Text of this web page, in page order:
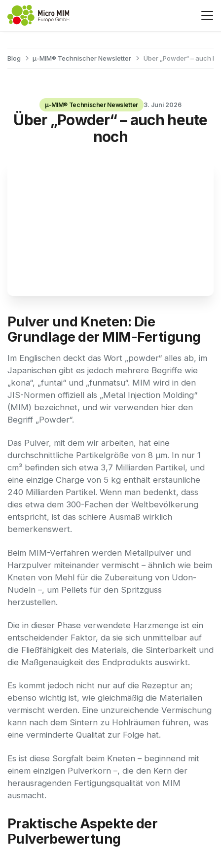
Blog μ-MIM® Technischer Newsletter Über „Powder“ – auch
μ-MIM® Technischer Newsletter 3. Juni 2026
Über „Powder“ – auch heute
noch
Band 55
Pulver und Kneten: Die
Grundlage der MIM-Fertigung
Im Englischen deckt das Wort „powder“ alles ab, im
Japanischen gibt es jedoch mehrere Begriffe wie
„kona“, „funtai“ und „funmatsu“. MIM wird in den
JIS-Normen offiziell als „Metal Injection Molding“
(MIM) bezeichnet, und wir verwenden hier den
Begriff „Powder“.
Das Pulver, mit dem wir arbeiten, hat eine
durchschnittliche Partikelgröße von 8 μm. In nur 1
cm³ befinden sich etwa 3,7 Milliarden Partikel, und
eine einzige Charge von 5 kg enthält erstaunliche
240 Milliarden Partikel. Wenn man bedenkt, dass
dies etwa dem 300-Fachen der Weltbevölkerung
entspricht, ist das schiere Ausmaß wirklich
bemerkenswert.
Beim MIM-Verfahren werden Metallpulver und
Harzpulver miteinander vermischt – ähnlich wie beim
Kneten von Mehl für die Zubereitung von Udon-
Nudeln –, um Pellets für den Spritzguss
herzustellen.
Die in dieser Phase verwendete Harzmenge ist ein
entscheidender Faktor, da sie sich unmittelbar auf
die Fließfähigkeit des Materials, die Sinterbarkeit und
die Maßgenauigkeit des Endprodukts auswirkt.
Es kommt jedoch nicht nur auf die Rezeptur an;
ebenso wichtig ist, wie gleichmäßig die Materialien
vermischt werden. Eine unzureichende Vermischung
kann nach dem Sintern zu Hohlräumen führen, was
eine verminderte Qualität zur Folge hat.
Es ist diese Sorgfalt beim Kneten – beginnend mit
einem einzigen Pulverkorn –, die den Kern der
herausragenden Fertigungsqualität von MIM
ausmacht.
Praktische Aspekte der
Pulverbewertung